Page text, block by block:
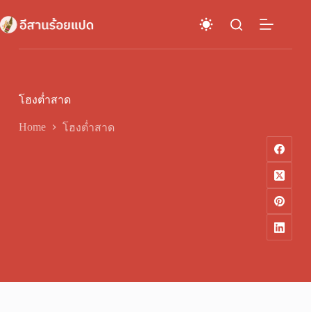
to
content
โฮงต่ำสาด
Home โฮงต่ำสาด